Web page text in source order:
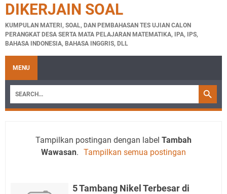
DIKERJAIN SOAL
KUMPULAN MATERI, SOAL, DAN PEMBAHASAN TES UJIAN CALON
PERANGKAT DESA SERTA MATA PELAJARAN MATEMATIKA, IPA, IPS,
BAHASA INDONESIA, BAHASA INGGRIS, DLL
MENU
Tampilkan postingan dengan label Tambah
Wawasan. Tampilkan semua postingan
5 Tambang Nikel Terbesar di